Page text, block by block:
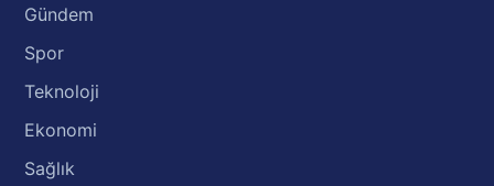
Gündem
Spor
Teknoloji
Ekonomi
Sağlık